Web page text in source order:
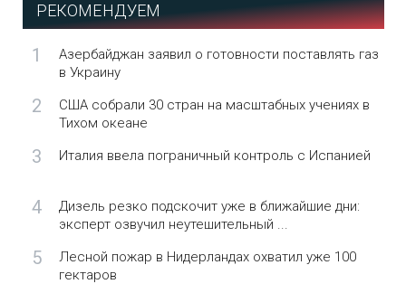
РЕКОМЕНДУЕМ
1
Азербайджан заявил о готовности поставлять газ
в Украину
2
США собрали 30 стран на масштабных учениях в
Тихом океане
3 Италия ввела пограничный контроль с Испанией
4
Дизель резко подскочит уже в ближайшие дни:
эксперт озвучил неутешительный ...
5
Лесной пожар в Нидерландах охватил уже 100
гектаров